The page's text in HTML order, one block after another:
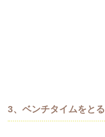
3、ベンチタイムをとる